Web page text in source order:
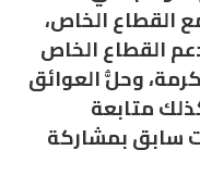
القطاع الخاص،
القطاع الخاص
وحلُّ العوائق
متابعة
سابق بمشاركة